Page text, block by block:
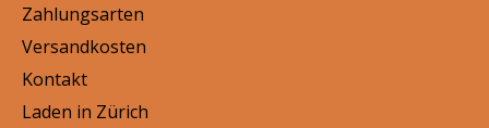
Zahlungsarten
Versandkosten
Kontakt
Laden in Zürich